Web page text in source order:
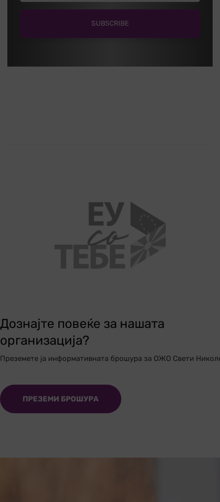
Дознајте повеќе за нашата
организација?
Преземете ја информативната брошура за ОЖО Свети
ПРЕЗЕМИ БРОШУРА